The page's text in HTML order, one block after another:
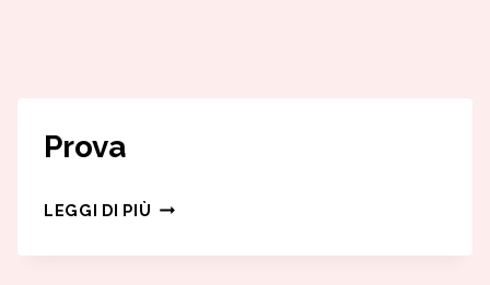
Prova
LEGGI DI PIÙ PROVA